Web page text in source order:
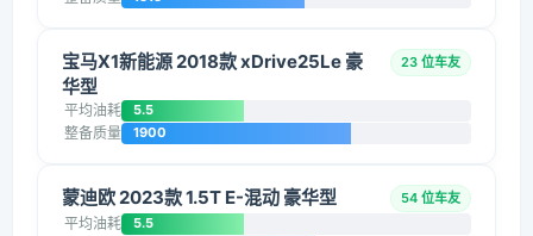
宝马X1新能源 2018款 xDrive25Le 豪
华型
23 位车友
平均油耗 5.5
整备质量 1900
蒙迪欧 2023款 1.5T E-混动 豪华型 54 位车友
平均油耗 5.5